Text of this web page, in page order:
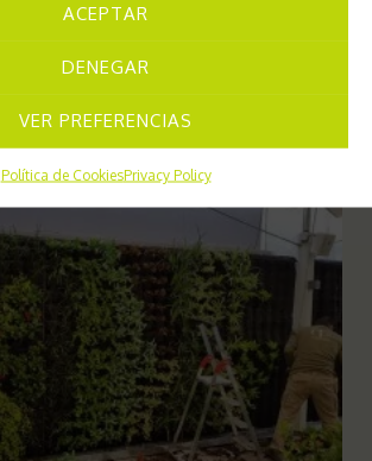
ACEPTAR
DENEGAR
VER PREFERENCIAS
Política de CookiesPrivacy Policy